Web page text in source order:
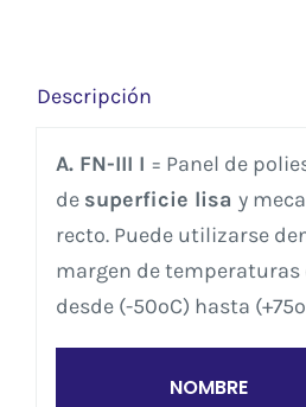
Descripción
A. FN-III I = Panel de
de superficie lisa y
recto. Puede utilizarse
margen de temperaturas
desde (-50ºC) hasta
NOMBRE